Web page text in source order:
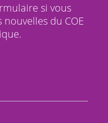
si vous
du COE